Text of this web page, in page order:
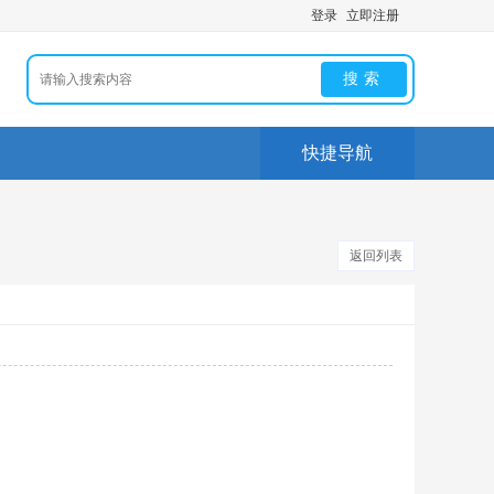
登录 立即注册
搜索
快捷导航
返回列表